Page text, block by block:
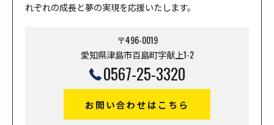
れぞれの成長と夢の実現を応援いたします。
〒496-0019
愛知県津島市百島町字献上1-2
0567-25-3320
お問い合わせはこちら